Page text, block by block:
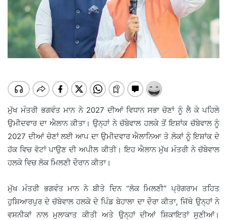
ਮੁੱਖ ਮੰਤਰੀ ਭਗਵੰਤ ਮਾਨ ਨੇ 2027 ਦੀਆਂ ਵਿਧਾਨ ਸਭਾ ਚੋਣਾਂ ਨੂੰ ਲੈ ਕੇ ਪਹਿਲੇ
ਉਮੀਦਵਾਰ ਦਾ ਐਲਾਨ ਕੀਤਾ। ਉਨ੍ਹਾਂ ਨੇ ਚੱਬੇਵਾਲ ਹਲਕੇ ਤੋਂ ਇਸ਼ਾਂਕ ਚੱਬੇਵਾਲ ਨੂੰ
2027 ਦੀਆਂ ਚੋਣਾਂ ਲਈ ਆਪ ਦਾ ਉਮੀਦਵਾਰ ਐਲਾਨਿਆ ਤੇ ਲੋਕਾਂ ਨੂੰ ਇਸ਼ਾਂਕ ਦੇ
ਹੱਕ ਵਿਚ ਵੋਟਾਂ ਪਾਉਣ ਦੀ ਅਪੀਲ ਕੀਤੀ। ਇਹ ਐਲਾਨ ਮੁੱਖ ਮੰਤਰੀ ਨੇ ਚੱਬੇਵਾਲ
ਹਲਕੇ ਵਿਚ ਲੋਕ ਮਿਲਣੀ ਦੌਰਾਨ ਕੀਤਾ।
ਮੁੱਖ ਮੰਤਰੀ ਭਗਵੰਤ ਮਾਨ ਨੇ ਬੀਤੇ ਦਿਨ “ਲੋਕ ਮਿਲਣੀ” ਪ੍ਰੋਗਰਾਮ ਤਹਿਤ
ਹੁਸ਼ਿਆਰਪੁਰ ਦੇ ਚੱਬੇਵਾਲ ਹਲਕੇ ਦੇ ਪਿੰਡ ਬੇਹਾਲਾ ਦਾ ਦੌਰਾ ਕੀਤਾ, ਜਿੱਥੇ ਉਨ੍ਹਾਂ ਨੇ
ਵਸਨੀਕਾਂ ਨਾਲ ਮੁਲਾਕਾਤ ਕੀਤੀ ਅਤੇ ਉਨ੍ਹਾਂ ਦੀਆਂ ਸ਼ਿਕਾਇਤਾਂ ਸੁਣੀਆਂ।